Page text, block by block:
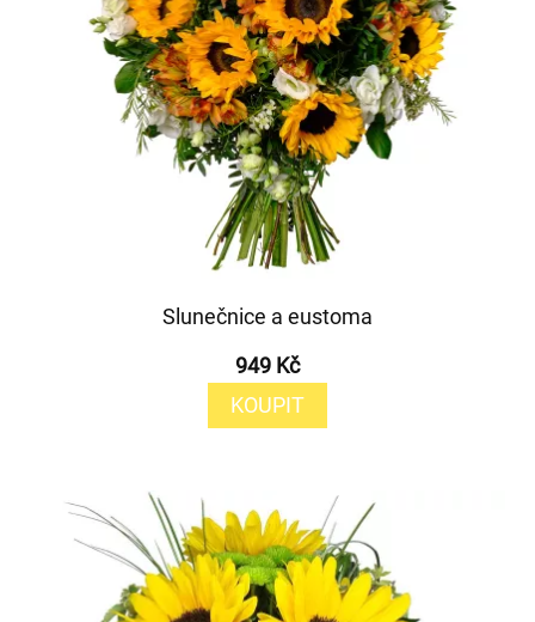
Slunečnice a eustoma
949 Kč
KOUPIT